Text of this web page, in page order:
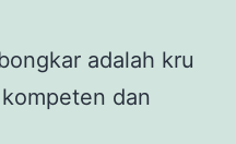
adalah kru
dan